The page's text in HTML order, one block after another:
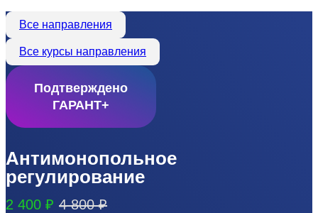
Все направления
Все курсы направления
Антимонопольное
регулирование
2 400 ₽ 4 800 ₽
Подтверждено
ГАРАНТ+